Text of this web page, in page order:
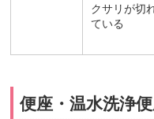
クサリが切
ている
便座・温水洗浄